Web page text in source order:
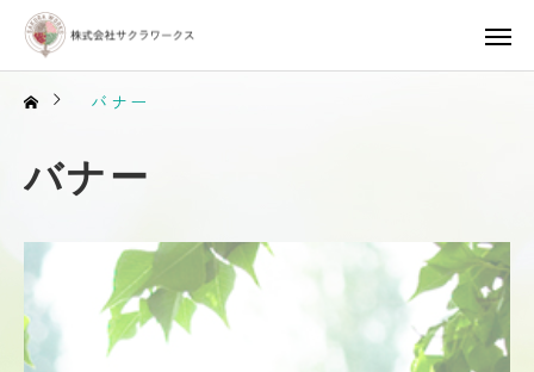
バナー
バナー